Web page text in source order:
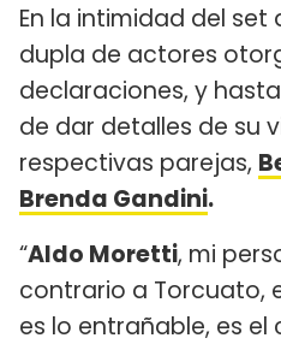
En la intimidad del set
dupla de actores
declaraciones, y
de dar detalles de su
respectivas parejas,
Brenda Gandini.
“Aldo Moretti, mi
contrario a Torcuato,
es lo entrañable, es el